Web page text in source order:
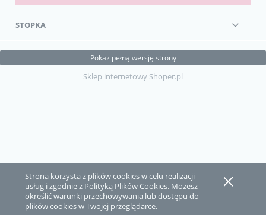
Strona korzysta z plików cookies w celu realizacji
usług i zgodnie z Polityką Plików Cookies. Możesz
określić warunki przechowywania lub dostępu do
plików cookies w Twojej przeglądarce.
STOPKA
Pokaż pełną wersję strony
Sklep internetowy Shoper.pl